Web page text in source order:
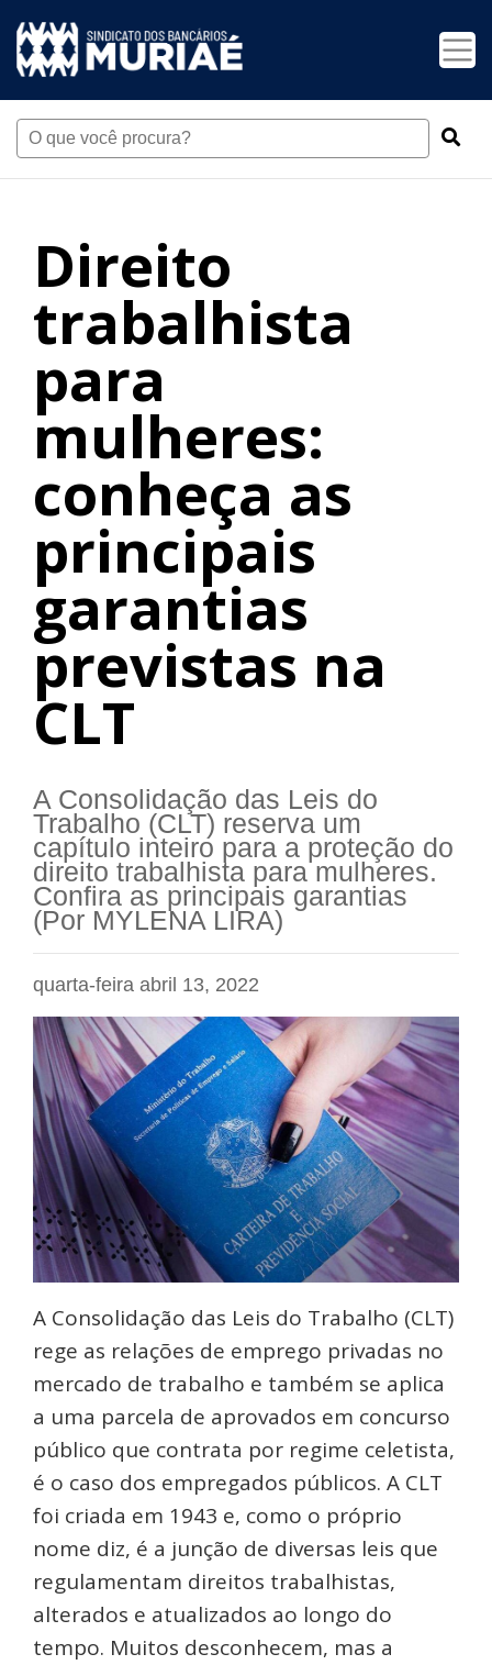
Direito
trabalhista
para
mulheres:
conheça as
principais
garantias
previstas na
CLT
A Consolidação das Leis do
Trabalho (CLT) reserva um
capítulo inteiro para a proteção do
direito trabalhista para mulheres.
Confira as principais garantias
(Por MYLENA LIRA)
quarta-feira abril 13, 2022
A Consolidação das Leis do Trabalho (CLT)
rege as relações de emprego privadas no
mercado de trabalho e também se aplica
a uma parcela de aprovados em concurso
público que contrata por regime celetista,
é o caso dos empregados públicos. A CLT
foi criada em 1943 e, como o próprio
nome diz, é a junção de diversas leis que
regulamentam direitos trabalhistas,
alterados e atualizados ao longo do
tempo. Muitos desconhecem, mas a